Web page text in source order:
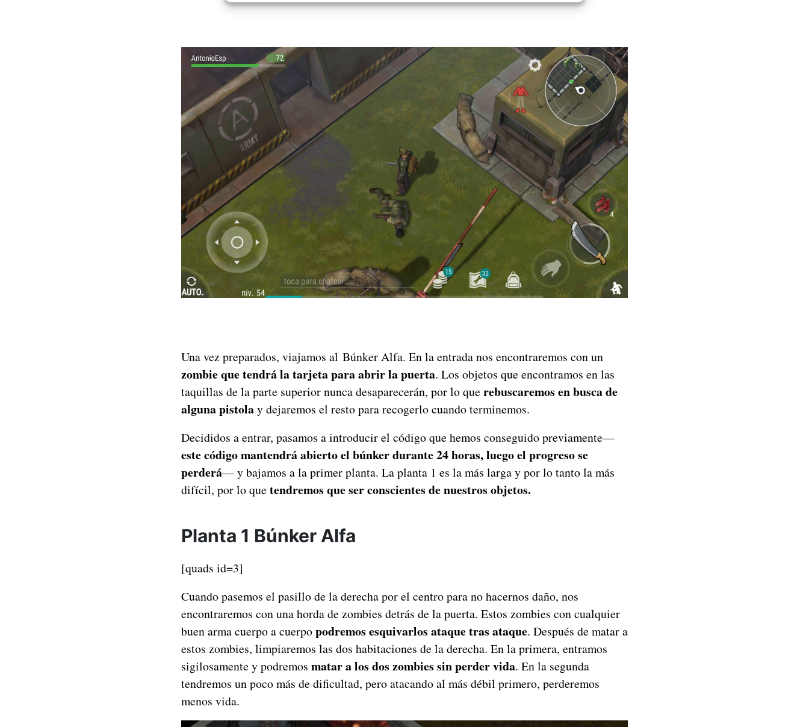
Una vez preparados, viajamos al Búnker Alfa. En la entrada nos encontraremos con un
zombie que tendrá la tarjeta para abrir la puerta. Los objetos que encontramos en las
taquillas de la parte superior nunca desaparecerán, por lo que rebuscaremos en busca de
alguna pistolay dejaremos el resto para recogerlo cuando terminemos.
Decididos a entrar, pasamos a introducir el código que hemos conseguido previamente—
este código mantendrá abierto el búnker durante 24 horas, luego el progreso se
perderá— y bajamos a la primer planta. La planta 1 es la más larga y por lo tanto la más
difícil, por lo que tendremos que ser conscientes de nuestros objetos.
Planta 1 Búnker Alfa
[quads id=3]
Cuando pasemos el pasillo de la derecha por el centro para no hacernos daño, nos
encontraremos con una horda de zombies detrás de la puerta. Estos zombies con cualquier
buen arma cuerpo a cuerpopodremos esquivarlos ataque tras ataque. Después de matar a
estos zombies, limpiaremos las dos habitaciones de la derecha. En la primera, entramos
sigilosamente y podremos matar a los dos zombies sin perder vida. En la segunda
tendremos un poco más de dificultad, pero atacando al más débil primero, perderemos
menos vida.